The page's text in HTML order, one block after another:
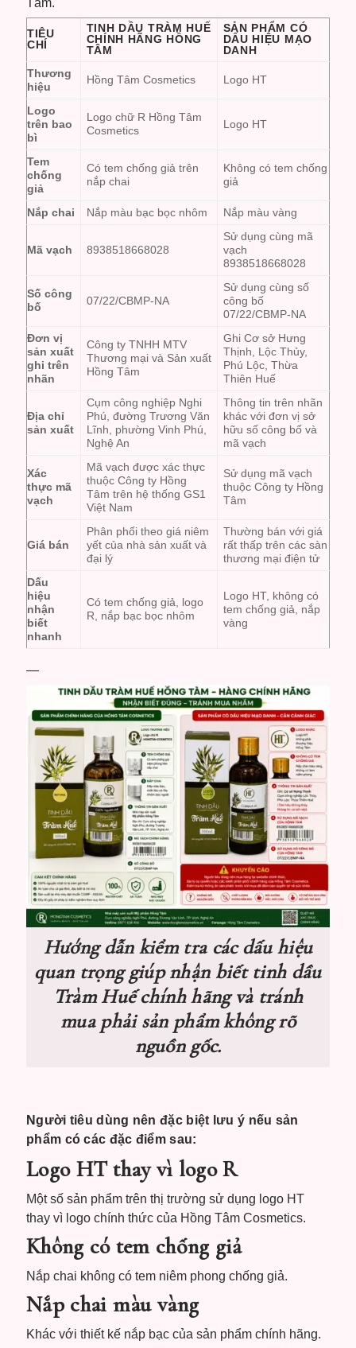
TIÊU
CHÍ
TINH DẦU TRÀM HUẾ
CHÍNH HÃNG HỒNG
TÂM
SẢN PHẨM CÓ
DẤU HIỆU MẠO
DANH
Thương
hiệu
Hồng Tâm Cosmetics Logo HT
Logo
trên bao
bì
Logo chữ R Hồng Tâm
Cosmetics
Logo HT
Tem
chống
giả
Có tem chống giả trên
nắp chai
Không có tem chống
giả
Nắp chai Nắp màu bạc bọc nhôm Nắp màu vàng
Mã vạch 8938518668028
Sử dụng cùng mã
vạch
8938518668028
Số công
bố
07/22/CBMP-NA
Sử dụng cùng số
công bố
07/22/CBMP-NA
Đơn vị
sản xuất
ghi trên
nhãn
Công ty TNHH MTV
Thương mại và Sản xuất
Hồng Tâm
Ghi Cơ sở Hưng
Thịnh, Lộc Thủy,
Phú Lộc, Thừa
Thiên Huế
Địa chỉ
sản xuất
Cụm công nghiệp Nghi
Phú, đường Trương Văn
Lĩnh, phường Vinh Phú,
Nghệ An
Thông tin trên nhãn
khác với đơn vị sở
hữu số công bố và
mã vạch
Xác
thực mã
vạch
Mã vạch được xác thực
thuộc Công ty Hồng
Tâm trên hệ thống GS1
Việt Nam
Sử dụng mã vạch
thuộc Công ty Hồng
Tâm
Giá bán
Phân phối theo giá niêm
yết của nhà sản xuất và
đại lý
Thường bán với giá
rất thấp trên các sàn
thương mại điện tử
Dấu
hiệu
nhận
biết
nhanh
Có tem chống giả, logo
R, nắp bạc bọc nhôm
Logo HT, không có
tem chống giả, nắp
vàng
—
Hướng dẫn kiểm tra các dấu hiệu
quan trọng giúp nhận biết tinh dầu
Tràm Huế chính hãng và tránh
mua phải sản phẩm không rõ
nguồn gốc.
Người tiêu dùng nên đặc biệt lưu ý nếu sản
phẩm có các đặc điểm sau:
Logo HT thay vì logo R
Một số sản phẩm trên thị trường sử dụng logo HT
thay vì logo chính thức của Hồng Tâm Cosmetics.
Không có tem chống giả
Nắp chai không có tem niêm phong chống giả.
Nắp chai màu vàng
Khác với thiết kế nắp bạc của sản phẩm chính hãng.